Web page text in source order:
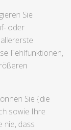
Sie
oder
Fehlfunktionen,
Sie {die
sowie Ihre
nie, dass